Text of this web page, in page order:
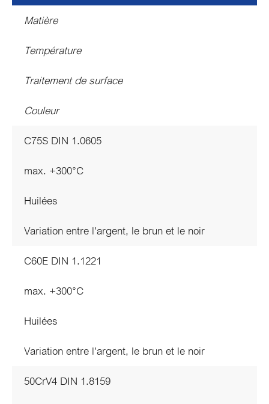
Matière
Température
Traitement de surface
Couleur
C75S DIN 1.0605
max. +300°C
Huilées
Variation entre l'argent, le brun et le noir
C60E DIN 1.1221
max. +300°C
Huilées
Variation entre l'argent, le brun et le noir
50CrV4 DIN 1.8159